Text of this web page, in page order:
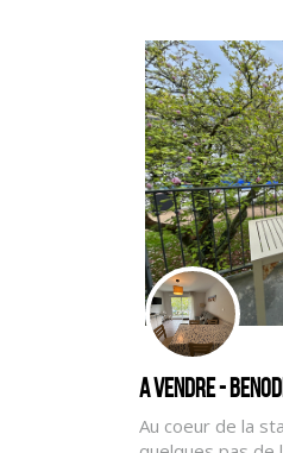
A vendre -
Au coeur de la